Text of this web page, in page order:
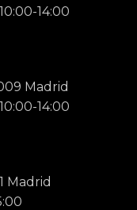
14:00
Madrid
14:00
Madrid